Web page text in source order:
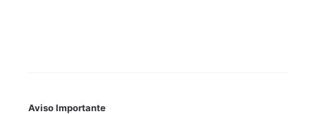
Aviso Importante